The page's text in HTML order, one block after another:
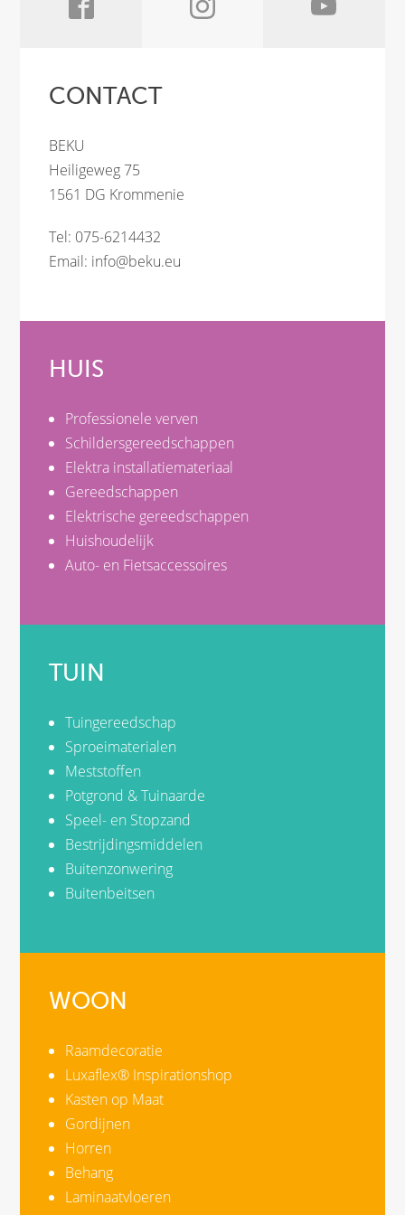
CONTACT
BEKU
Heiligeweg 75
1561 DG Krommenie
Tel: 075-6214432
Email: info@beku.eu
HUIS
Professionele verven
Schildersgereedschappen
Elektra installatiemateriaal
Gereedschappen
Elektrische gereedschappen
Huishoudelijk
Auto- en Fietsaccessoires
TUIN
Tuingereedschap
Sproeimaterialen
Meststoffen
Potgrond & Tuinaarde
Speel- en Stopzand
Bestrijdingsmiddelen
Buitenzonwering
Buitenbeitsen
WOON
Raamdecoratie
Luxaflex® Inspirationshop
Kasten op Maat
Gordijnen
Horren
Behang
Laminaatvloeren